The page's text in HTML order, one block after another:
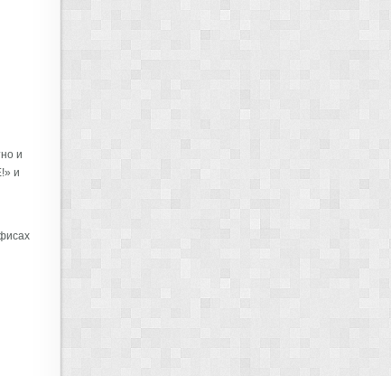
и
и